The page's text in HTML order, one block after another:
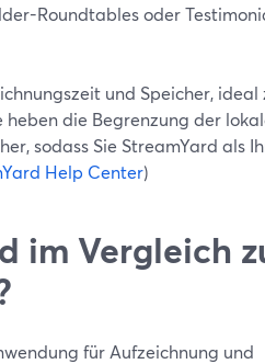
Roundtables oder
und Speicher, ideal
heben die Begrenzung der
sodass Sie StreamYard als
Help Center)
im Vergleich
für Aufzeichnung und